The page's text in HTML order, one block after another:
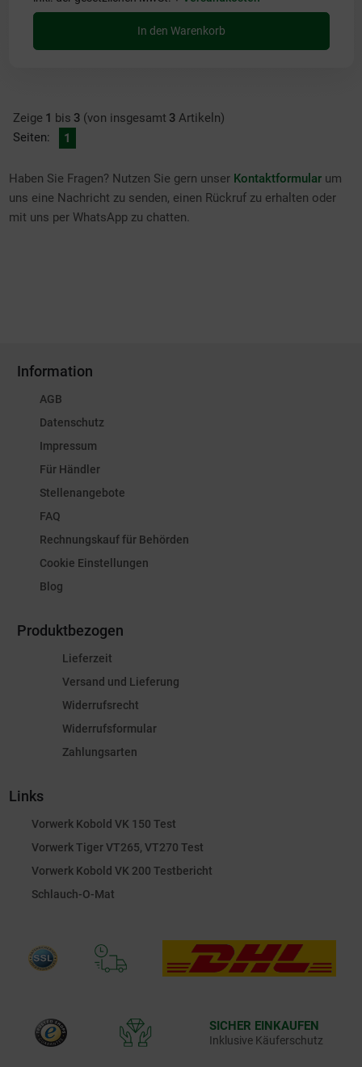
In den Warenkorb
Zeige 1 bis 3 (von insgesamt 3 Artikeln)
Seiten:
1
Haben Sie Fragen? Nutzen Sie gern unser Kontaktformularum
uns eine Nachricht zu senden, einen Rückruf zu erhalten oder
mit uns per WhatsApp zu chatten.
Information
AGB
Datenschutz
Impressum
Für Händler
Stellenangebote
FAQ
Rechnungskauf für Behörden
Cookie Einstellungen
Blog
Produktbezogen
Lieferzeit
Versand und Lieferung
Widerrufsrecht
Widerrufsformular
Zahlungsarten
Links
Vorwerk Kobold VK 150 Test
Vorwerk Tiger VT265, VT270 Test
Vorwerk Kobold VK 200 Testbericht
Schlauch-O-Mat
SICHER EINKAUFEN
Inklusive Käuferschutz